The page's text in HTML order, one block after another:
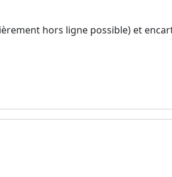
hors ligne possible) et